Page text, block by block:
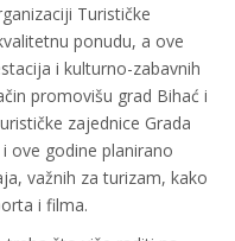
Turističke
ponudu, a ove
i kulturno-zabavnih
promovišu grad Bihać i
zajednice Grada
ove godine planirano
važnih za turizam, kako
i filma.